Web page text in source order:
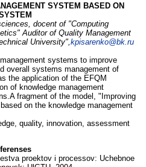
SYSTEM BASED ON
docent of "Computing
Auditor of Quality Management
University", kpisarenko@bk.ru
systems to improve
overall systems management of
the application of the EFQM
of knowledge management
fragment of the model, "Improving
on the knowledge management
quality, innovation, assessment
proektov i processov: Uchebnoe